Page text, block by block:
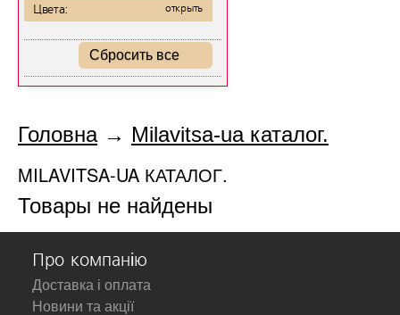
Цвета: открыть
Сбросить все
Головна→ Milavitsa-ua каталог.
MILAVITSA-UA КАТАЛОГ.
Товары не найдены
Про компанію
Доставка і оплата
Новини та акції